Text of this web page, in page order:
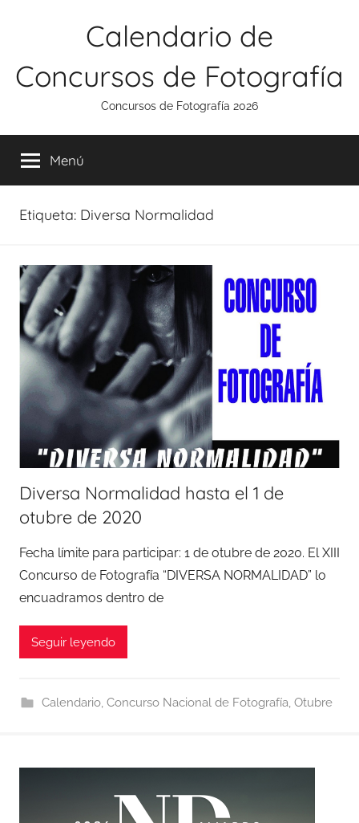
Calendario de
Concursos de Fotografía
Concursos de Fotografía 2026
Menú
Etiqueta: Diversa Normalidad
Diversa Normalidad hasta el 1 de
otubre de 2020
Fecha límite para participar: 1 de otubre de 2020. El XIII
Concurso de Fotografía “DIVERSA NORMALIDAD” lo
encuadramos dentro de
Seguir leyendo
Calendario, Concurso Nacional de Fotografía, Otubre